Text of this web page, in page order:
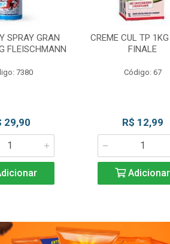
SPRAY GRAN
FLEISCHMANN
7380
29,90
CREME CUL TP
FINALE
Código: 67
R$ 12,99
Adicionar